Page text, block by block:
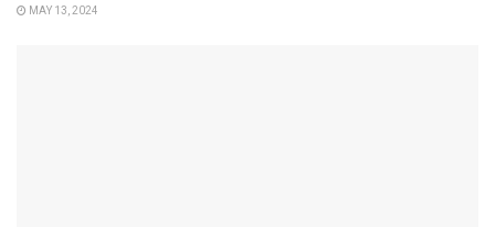
MAY 13, 2024